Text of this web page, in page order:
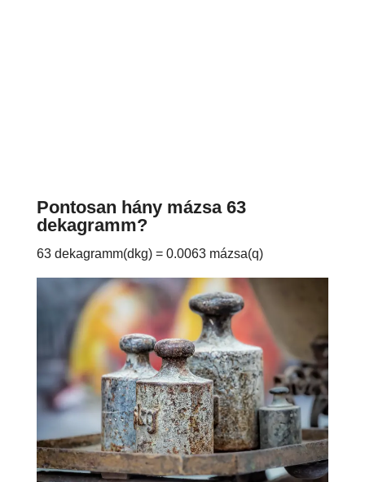
Pontosan hány mázsa 63
dekagramm?
63 dekagramm(dkg) = 0.0063 mázsa(q)